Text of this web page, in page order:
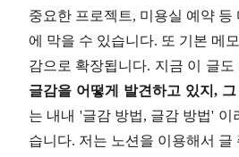
중요한 프로젝트, 미용실 예약
에 막을 수 있습니다. 또 기본 메
감으로 확장됩니다. 지금 이 글
글감을 어떻게 발견하고 있지,
는 내내 '글감 방법, 글감 방법'
습니다. 저는 노션을 이용해서